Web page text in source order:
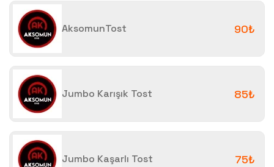
AksomunTost 90₺
Jumbo Karışık Tost 85₺
Jumbo Kaşarlı Tost 75₺